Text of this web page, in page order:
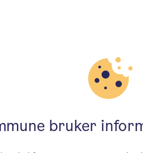
i
bruker